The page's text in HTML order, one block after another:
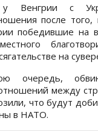
Венгрии с
после того,
победившие на
на
очередь,
между
что будут
в НАТО.